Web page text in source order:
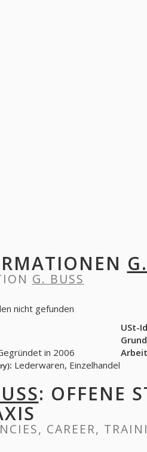
G. BUSS
nicht gefunden
USt-
in 2006
: Lederwaren, Einzelhandel
: OFFENE
CAREER,